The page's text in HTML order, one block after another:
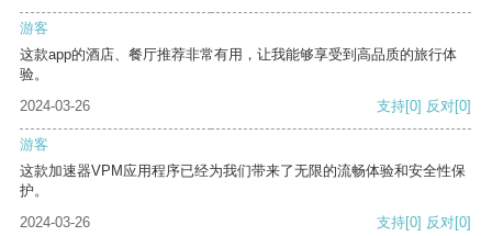
游客
这款app的酒店、餐厅推荐非常有用，让我能够享受到高品质的旅行体
验。
2024-03-26
支持[0] 反对[0]
游客
这款加速器VPM应用程序已经为我们带来了无限的流畅体验和安全性保
护。
2024-03-26
支持[0] 反对[0]